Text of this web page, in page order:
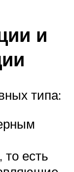
и
типа:
есть